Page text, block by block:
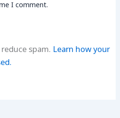
I comment.
spam. Learn how your